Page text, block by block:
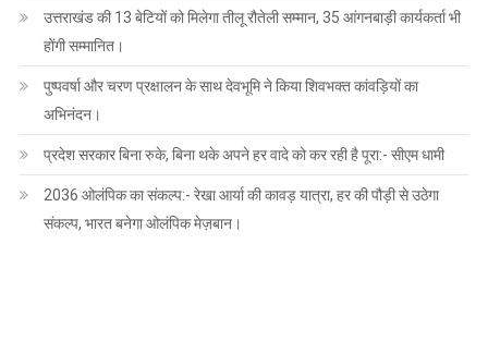
उत्तराखंड की 13 बेटियों को मिलेगा तीलू रौतेली सम्मान, 35 आंगनबाड़ी कार्यकर्ता भी
होंगी सम्मानित।
पुष्पवर्षा और चरण प्रक्षालन के साथ देवभूमि ने किया शिवभक्त कांवड़ियों का
अभिनंदन।
प्रदेश सरकार बिना रुके, बिना थके अपने हर वादे को कर रही है पूरा:- सीएम धामी
2036 ओलंपिक का संकल्प:- रेखा आर्या की कावड़ यात्रा, हर की पौड़ी से उठेगा
संकल्प, भारत बनेगा ओलंपिक मेज़बान।